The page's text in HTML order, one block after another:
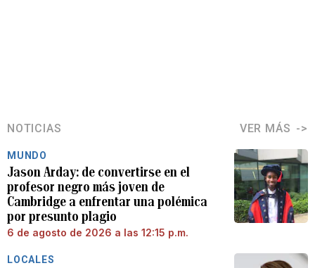
NOTICIAS VER MÁS
MUNDO
Jason Arday: de convertirse en el
profesor negro más joven de
Cambridge a enfrentar una polémica
por presunto plagio
6 de agosto de 2026 a las 12:15 p.m.
LOCALES